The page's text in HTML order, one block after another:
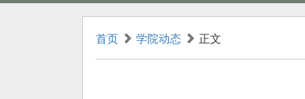
首页 学院动态 正文